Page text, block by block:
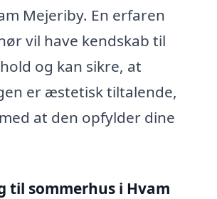
Mejeriby. En erfaren
vil have kendskab til
og kan sikre, at
er æstetisk tiltalende,
at den opfylder dine
til sommerhus i Hvam